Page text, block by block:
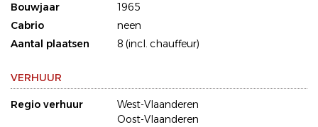
Bouwjaar
1965
Cabrio
neen
Aantal plaatsen
8 (incl. chauffeur)
VERHUUR
Regio verhuur
West-Vlaanderen
Oost-Vlaanderen